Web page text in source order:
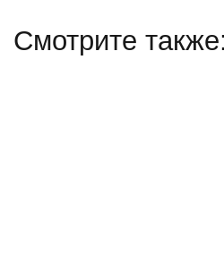
Смотрите также: